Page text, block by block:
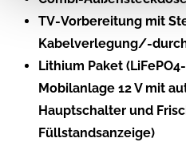
TV-Vorbereitung mit
Kabelverlegung/-
Lithium Paket
Mobilanlage 12 V mit
Hauptschalter und
Füllstandsanzeige)